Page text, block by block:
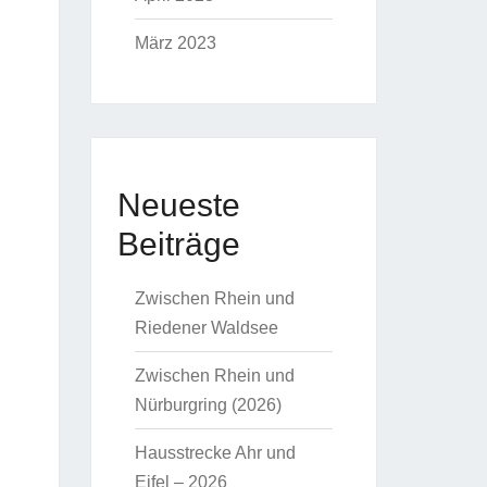
März 2023
Neueste
Beiträge
Zwischen Rhein und
Riedener Waldsee
Zwischen Rhein und
Nürburgring (2026)
Hausstrecke Ahr und
Eifel – 2026